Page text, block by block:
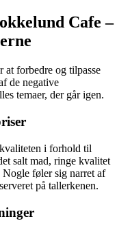
Cafe –
forbedre og tilpasse
de negative
temaer, der går igen.
i forhold til
salt mad, ringe kvalitet
føler sig narret af
på tallerkenen.